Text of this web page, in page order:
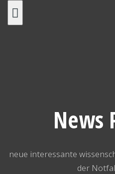
News
neue interessante
der